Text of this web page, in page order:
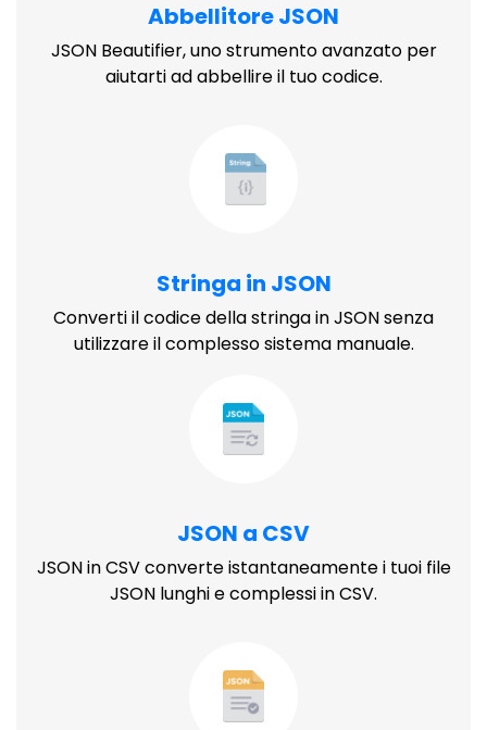
Abbellitore JSON
JSON Beautifier, uno strumento avanzato per
aiutarti ad abbellire il tuo codice.
Stringa in JSON
Converti il ​​codice della stringa in JSON senza
utilizzare il complesso sistema manuale.
JSON a CSV
JSON in CSV converte istantaneamente i tuoi file
JSON lunghi e complessi in CSV.